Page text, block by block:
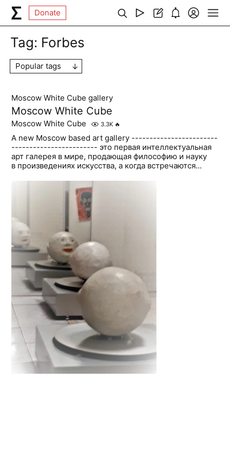
Donate
Tag: Forbes
Popular tags
Moscow White Cube gallery
Moscow White Cube
Moscow White Cube 3.3K 🔥
A new Moscow based art gallery ------------------------
------------------------ это первая интеллектуальная
арт галерея в мире, продающая философию и науку
в произведениях искусства, а когда встречаются...